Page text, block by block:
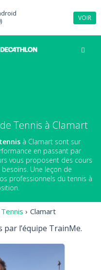
VOIR
Tennis à Clamart
à Clamart sont sur
en passant par
vous proposent des cours
Une leçon de
professionnels du tennis à
Tennis › Clamart
l’équipe TrainMe.